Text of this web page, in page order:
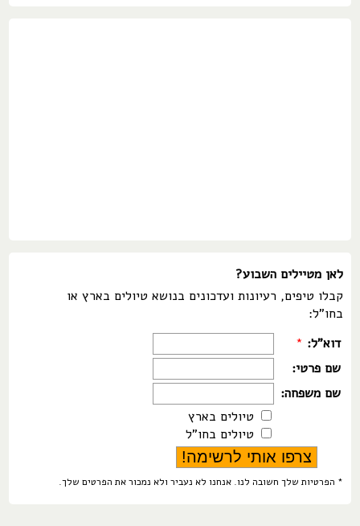
לאן מטיילים השבוע?
קבלו טיפים, רעיונות ועדכונים בנושא טיולים בארץ או
בחו"ל:
דוא"ל: *
שם פרטי:
שם משפחה:
טיולים בארץ
טיולים בחו"ל
* הפרטיות שלך חשובה לנו. אנחנו לא נעביר ולא נמכור את הפרטים שלך.